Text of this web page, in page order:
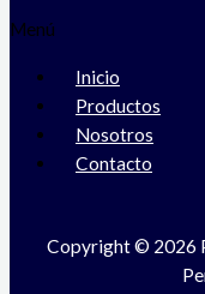
Menú
Inicio
Productos
Nosotros
Contacto
Copyright © 2026